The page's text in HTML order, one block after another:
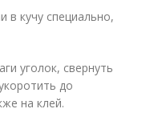
в кучу специально,
уголок, свернуть
до
на клей.